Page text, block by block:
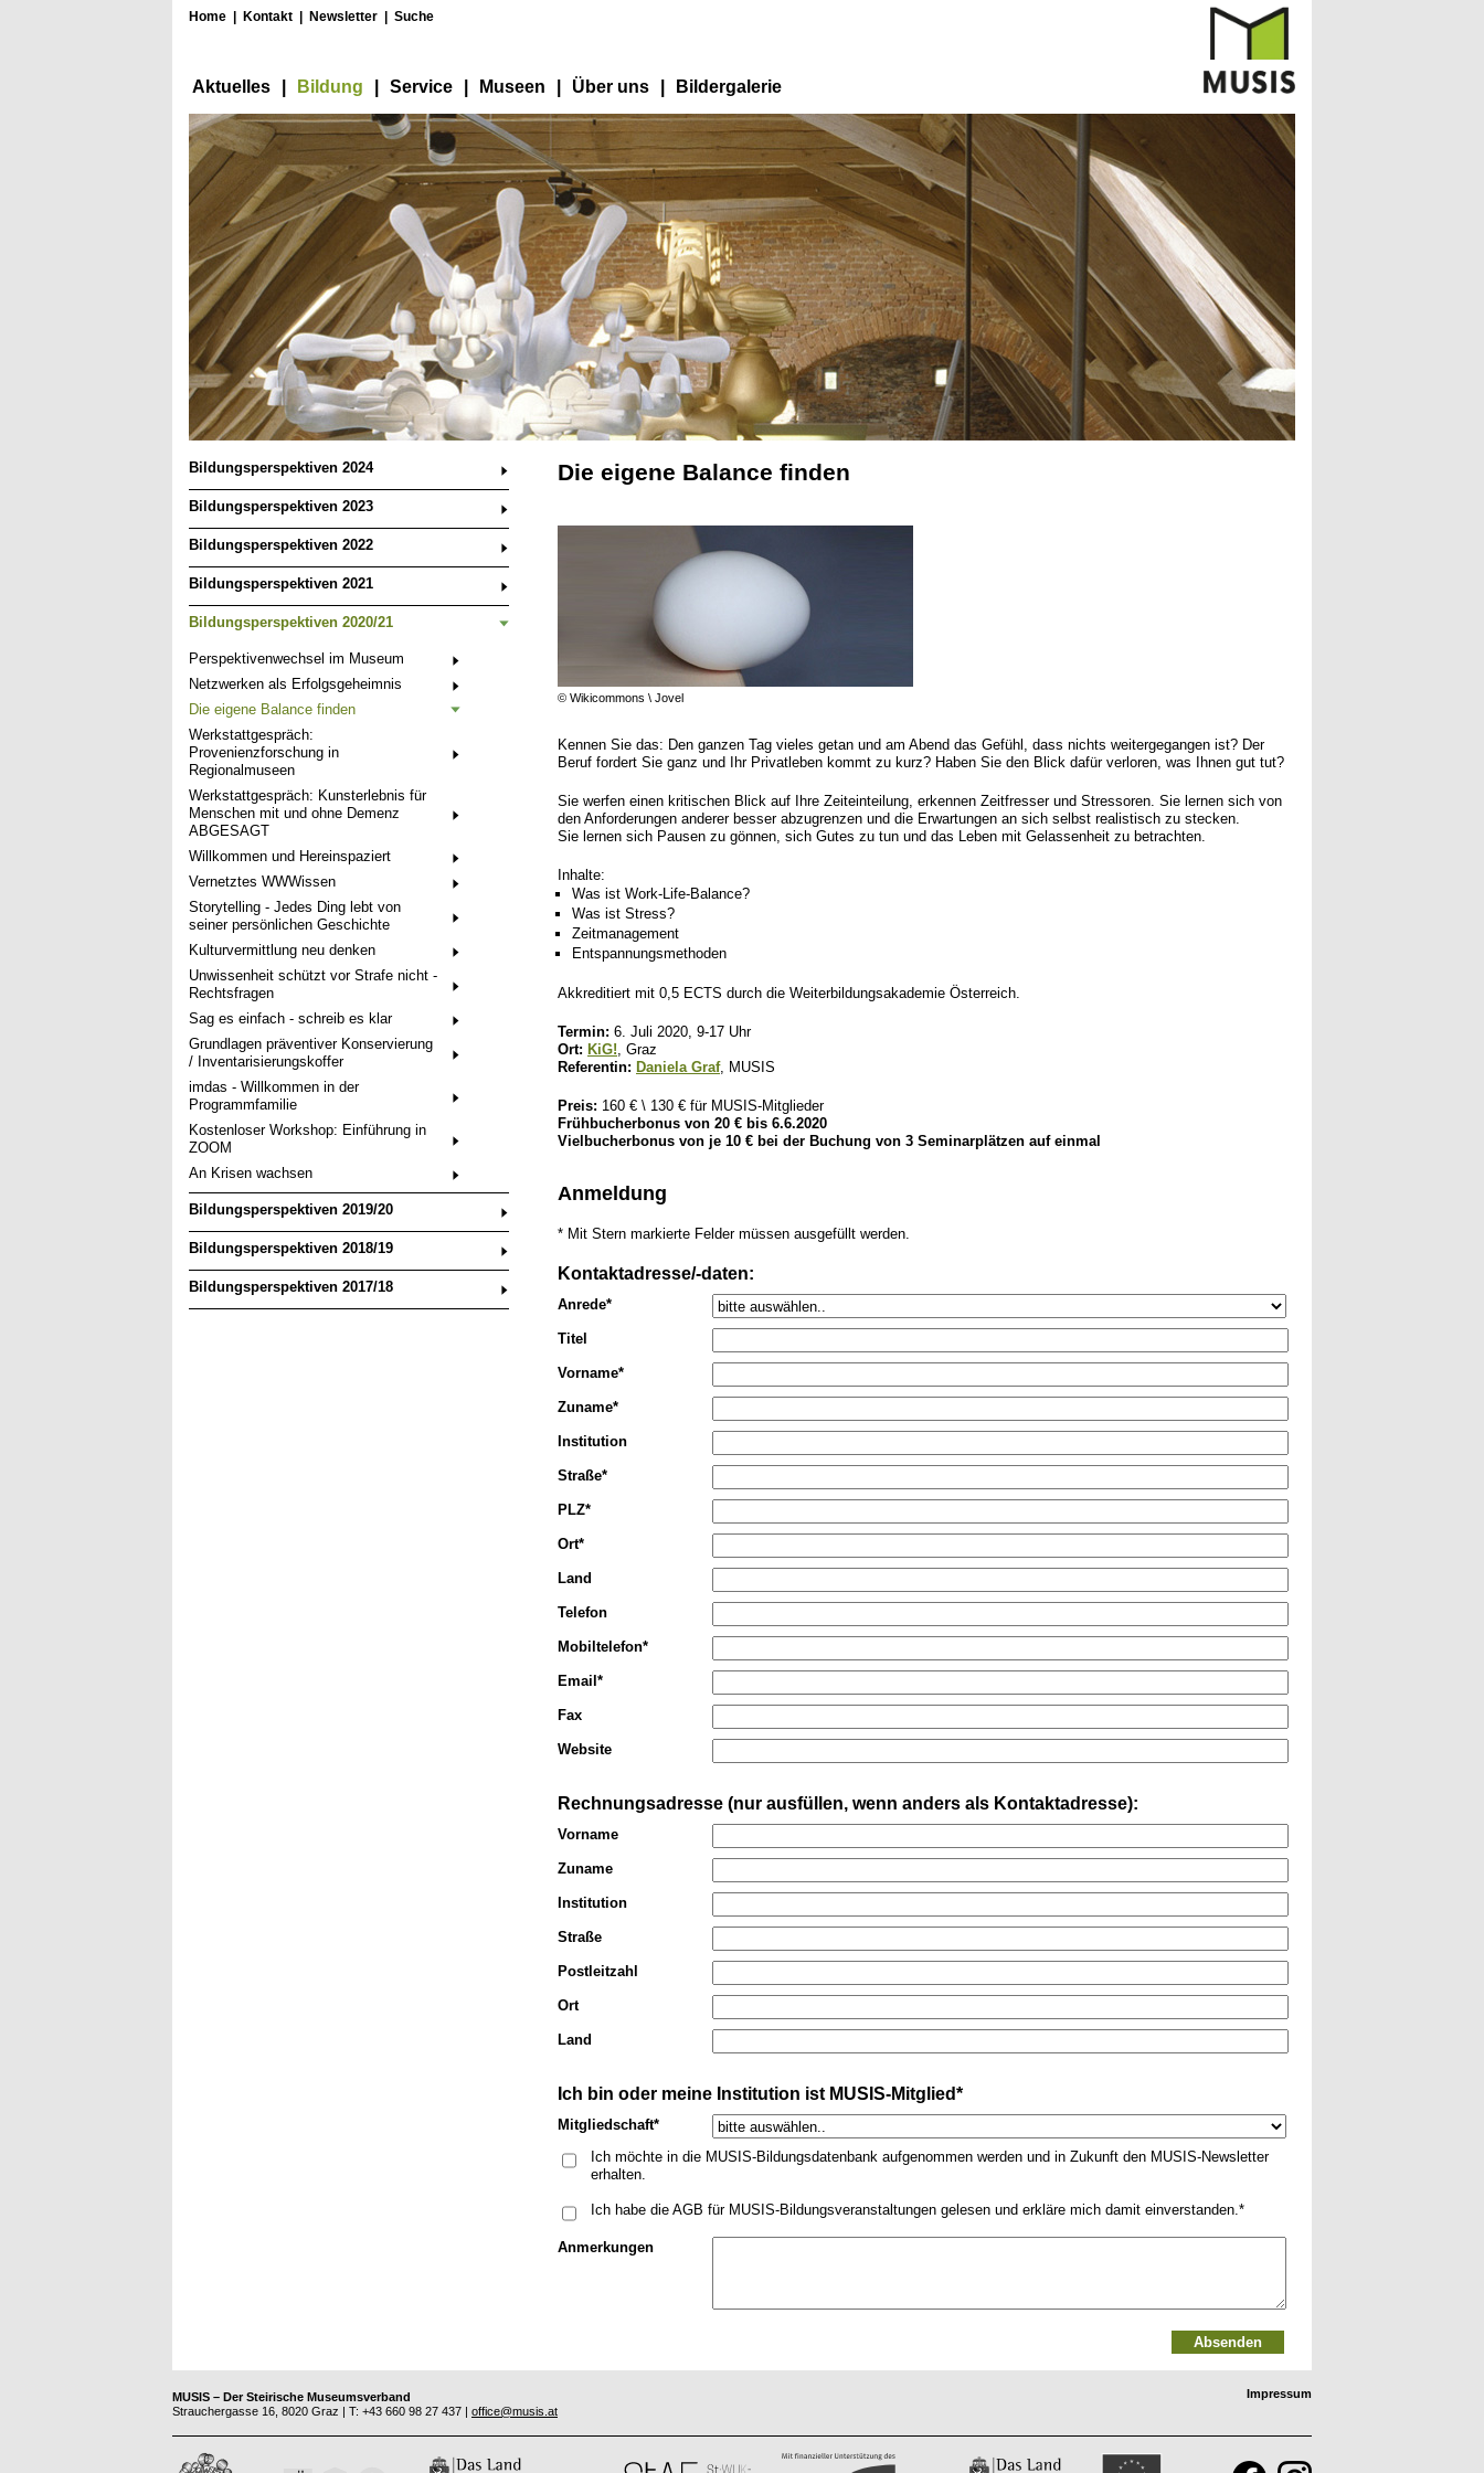
Home Kontakt Newsletter Suche
Aktuelles Bildung Service Museen Über uns Bildergalerie
Bildungsperspektiven 2024
Bildungsperspektiven 2023
Bildungsperspektiven 2022
Bildungsperspektiven 2021
Bildungsperspektiven 2020/21
Perspektivenwechsel im Museum
Netzwerken als Erfolgsgeheimnis
Die eigene Balance finden
Werkstattgespräch:
Provenienzforschung in
Regionalmuseen
Werkstattgespräch: Kunsterlebnis für
Menschen mit und ohne Demenz
ABGESAGT
Willkommen und Hereinspaziert
Vernetztes WWWissen
Storytelling - Jedes Ding lebt von
seiner persönlichen Geschichte
Kulturvermittlung neu denken
Unwissenheit schützt vor Strafe nicht -
Rechtsfragen
Sag es einfach - schreib es klar
Grundlagen präventiver Konservierung
/ Inventarisierungskoffer
imdas - Willkommen in der
Programmfamilie
Kostenloser Workshop: Einführung in
ZOOM
An Krisen wachsen
Bildungsperspektiven 2019/20
Bildungsperspektiven 2018/19
Bildungsperspektiven 2017/18
Die eigene Balance finden
© Wikicommons \ Jovel
Kennen Sie das: Den ganzen Tag vieles getan und am Abend das Gefühl, dass nichts weitergegangen ist? Der
Beruf fordert Sie ganz und Ihr Privatleben kommt zu kurz? Haben Sie den Blick dafür verloren, was Ihnen gut tut?
Sie werfen einen kritischen Blick auf Ihre Zeiteinteilung, erkennen Zeitfresser und Stressoren. Sie lernen sich von
den Anforderungen anderer besser abzugrenzen und die Erwartungen an sich selbst realistisch zu stecken.
Sie lernen sich Pausen zu gönnen, sich Gutes zu tun und das Leben mit Gelassenheit zu betrachten.
Inhalte:
Was ist Work-Life-Balance?
Was ist Stress?
Zeitmanagement
Entspannungsmethoden
Akkreditiert mit 0,5 ECTS durch die Weiterbildungsakademie Österreich.
Termin: 6. Juli 2020, 9-17 Uhr
Ort: KiG!, Graz
Referentin: Daniela Graf, MUSIS
Preis: 160 € \ 130 € für MUSIS-Mitglieder
Frühbucherbonus von 20 € bis 6.6.2020
Vielbucherbonus von je 10 € bei der Buchung von 3 Seminarplätzen auf einmal
Anmeldung
* Mit Stern markierte Felder müssen ausgefüllt werden.
Kontaktadresse/-daten:
Anrede*
Titel
Vorname*
Zuname*
Institution
Straße*
PLZ*
Ort*
Land
Telefon
Mobiltelefon*
Email*
Fax
Website
Rechnungsadresse (nur ausfüllen, wenn anders als Kontaktadresse):
Vorname
Zuname
Institution
Straße
Postleitzahl
Ort
Land
Ich bin oder meine Institution ist MUSIS-Mitglied*
Mitgliedschaft*
Ich möchte in die MUSIS-Bildungsdatenbank aufgenommen werden und in Zukunft den MUSIS-Newsletter
erhalten.
Ich habe die AGB für MUSIS-Bildungsveranstaltungen gelesen und erkläre mich damit einverstanden.
Anmerkungen
MUSIS – Der Steirische Museumsverband
Strauchergasse 16, 8020 Graz | T: +43 660 98 27 437 | office@musis.at
Impressum